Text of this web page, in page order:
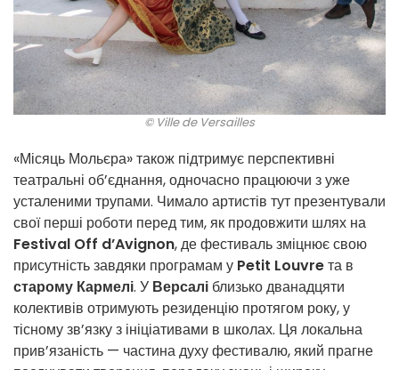
© Ville de Versailles
«Місяць Мольєра» також підтримує перспективні
театральні об’єднання, одночасно працюючи з уже
усталеними трупами. Чимало артистів тут презентували
свої перші роботи перед тим, як продовжити шлях на
Festival Off d’Avignon, де фестиваль зміцнює свою
присутність завдяки програмам у Petit Louvreта в
старому Кармелі. У Версалі близько дванадцяти
колективів отримують резиденцію протягом року, у
тісному зв’язку з ініціативами в школах. Ця локальна
прив’язаність — частина духу фестивалю, який прагне